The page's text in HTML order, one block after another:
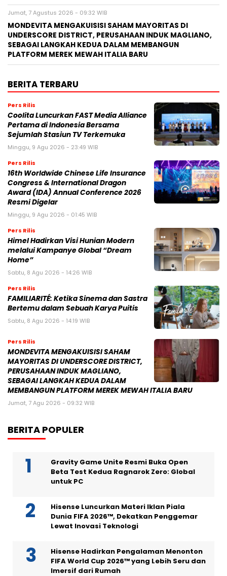
Jumat, 7 Agustus 2026 - 09:32 WIB
MONDEVITA MENGAKUISISI SAHAM MAYORITAS DI
UNDERSCORE DISTRICT, PERUSAHAAN INDUK MAGLIANO,
SEBAGAI LANGKAH KEDUA DALAM MEMBANGUN
PLATFORM MEREK MEWAH ITALIA BARU
BERITA TERBARU
Pers Rilis
Coolita Luncurkan FAST Media Alliance
Pertama di Indonesia Bersama
Sejumlah Stasiun TV Terkemuka
Minggu, 9 Agu 2026 - 23:49 WIB
Pers Rilis
16th Worldwide Chinese Life Insurance
Congress & International Dragon
Award (IDA) Annual Conference 2026
Resmi Digelar
Minggu, 9 Agu 2026 - 01:45 WIB
Pers Rilis
Himel Hadirkan Visi Hunian Modern
melalui Kampanye Global “Dream
Home”
Sabtu, 8 Agu 2026 - 14:26 WIB
Pers Rilis
FAMILIARITÉ: Ketika Sinema dan Sastra
Bertemu dalam Sebuah Karya Puitis
Sabtu, 8 Agu 2026 - 14:19 WIB
Pers Rilis
MONDEVITA MENGAKUISISI SAHAM
MAYORITAS DI UNDERSCORE DISTRICT,
PERUSAHAAN INDUK MAGLIANO,
SEBAGAI LANGKAH KEDUA DALAM
MEMBANGUN PLATFORM MEREK MEWAH ITALIA BARU
Jumat, 7 Agu 2026 - 09:32 WIB
BERITA POPULER
Gravity Game Unite Resmi Buka Open
Beta Test Kedua Ragnarok Zero: Global
untuk PC
Hisense Luncurkan Materi Iklan Piala
Dunia FIFA 2026™, Dekatkan Penggemar
Lewat Inovasi Teknologi
Hisense Hadirkan Pengalaman Menonton
FIFA World Cup 2026™ yang Lebih Seru dan
Imersif dari Rumah